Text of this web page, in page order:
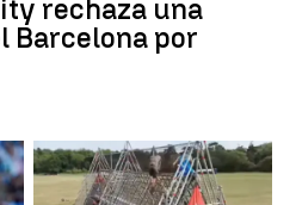
rechaza una
Barcelona por